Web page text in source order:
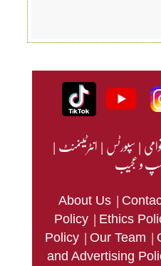
|سپورٹس|انٹرٹینمنٹ|
و عجیب
About Us |
Policy | Ethics
Policy | Our Team |
and Advertising